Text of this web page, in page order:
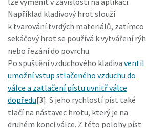
Například kladivový hrot slouží
k tvarování tvrdých materiálů, zatímco
sekáčový hrot se používá k vytváření rýh
nebo řezání do povrchu.
Po spuštění vzduchového kladiva ventil
umožní vstup stlačeného vzduchu do
válce a zatlačení pístu uvnitř válce
dopředu[3]. S jeho rychlostí píst také
tlačí na nástavec hrotu, který je na
druhém konci válce. Z této polohy píst